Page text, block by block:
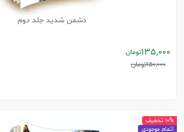
دشمن شدید جلد دوم
135,000تومان
150,000تومان
10% تخفیف
اتمام موجودی